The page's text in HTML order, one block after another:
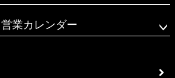
営業カレンダー